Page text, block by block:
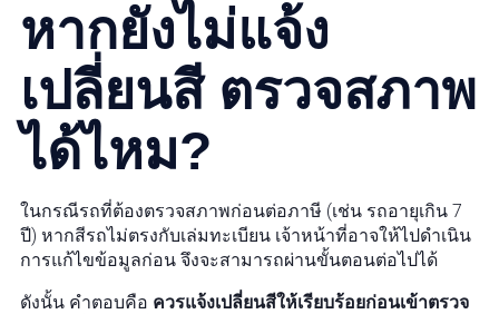
หากยังไม่แจ้ง
เปลี่ยนสี ตรวจสภาพ
ได้ไหม?
ในกรณีรถที่ต้องตรวจสภาพก่อนต่อภาษี (เช่น รถอายุเกิน 7
ปี) หากสีรถไม่ตรงกับเล่มทะเบียน เจ้าหน้าที่อาจให้ไปดำเนิน
การแก้ไขข้อมูลก่อน จึงจะสามารถผ่านขั้นตอนต่อไปได้
ดังนั้น คำตอบคือ ควรแจ้งเปลี่ยนสีให้เรียบร้อยก่อนเข้าตรวจ